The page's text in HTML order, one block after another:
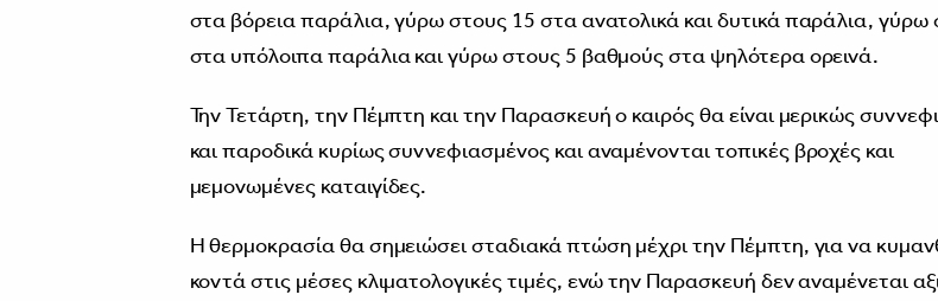
στα βόρεια παράλια, γύρω στους 15 στα ανατολικά και δυτικά παράλια, γύρω
στα υπόλοιπα παράλια και γύρω στους 5 βαθμούς στα ψηλότερα ορεινά.
Την Τετάρτη, την Πέμπτη και την Παρασκευή ο καιρός θα είναι μερικώς
και παροδικά κυρίως συννεφιασμένος και αναμένονται τοπικές βροχές και
μεμονωμένες καταιγίδες.
Η θερμοκρασία θα σημειώσει σταδιακά πτώση μέχρι την Πέμπτη, για να
κοντά στις μέσες κλιματολογικές τιμές, ενώ την Παρασκευή δεν αναμένεται